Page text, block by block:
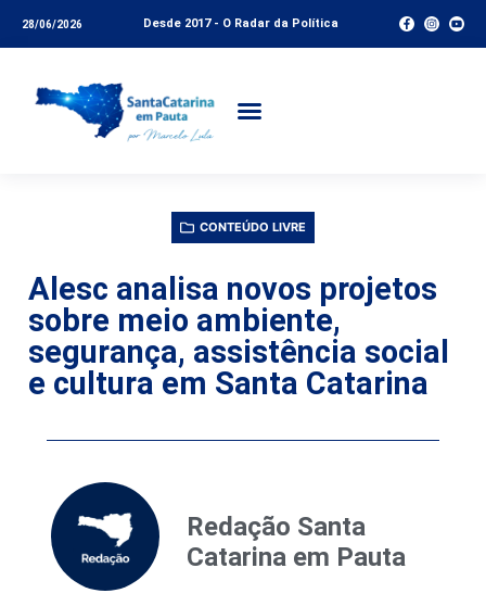
28/06/2026 Desde 2017 - O Radar da Política
CONTEÚDO LIVRE
Alesc analisa novos projetos
sobre meio ambiente,
segurança, assistência social
e cultura em Santa Catarina
Redação Santa
Catarina em Pauta